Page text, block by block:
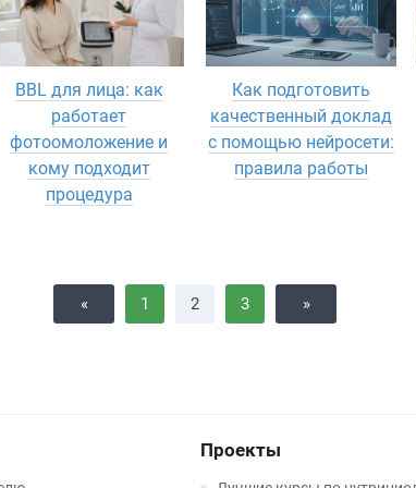
BBL для лица: как
работает
фотоомоложение и
кому подходит
процедура
Как подготовить
качественный доклад
с помощью нейросети:
правила работы
« 1 2 3 »
Проекты